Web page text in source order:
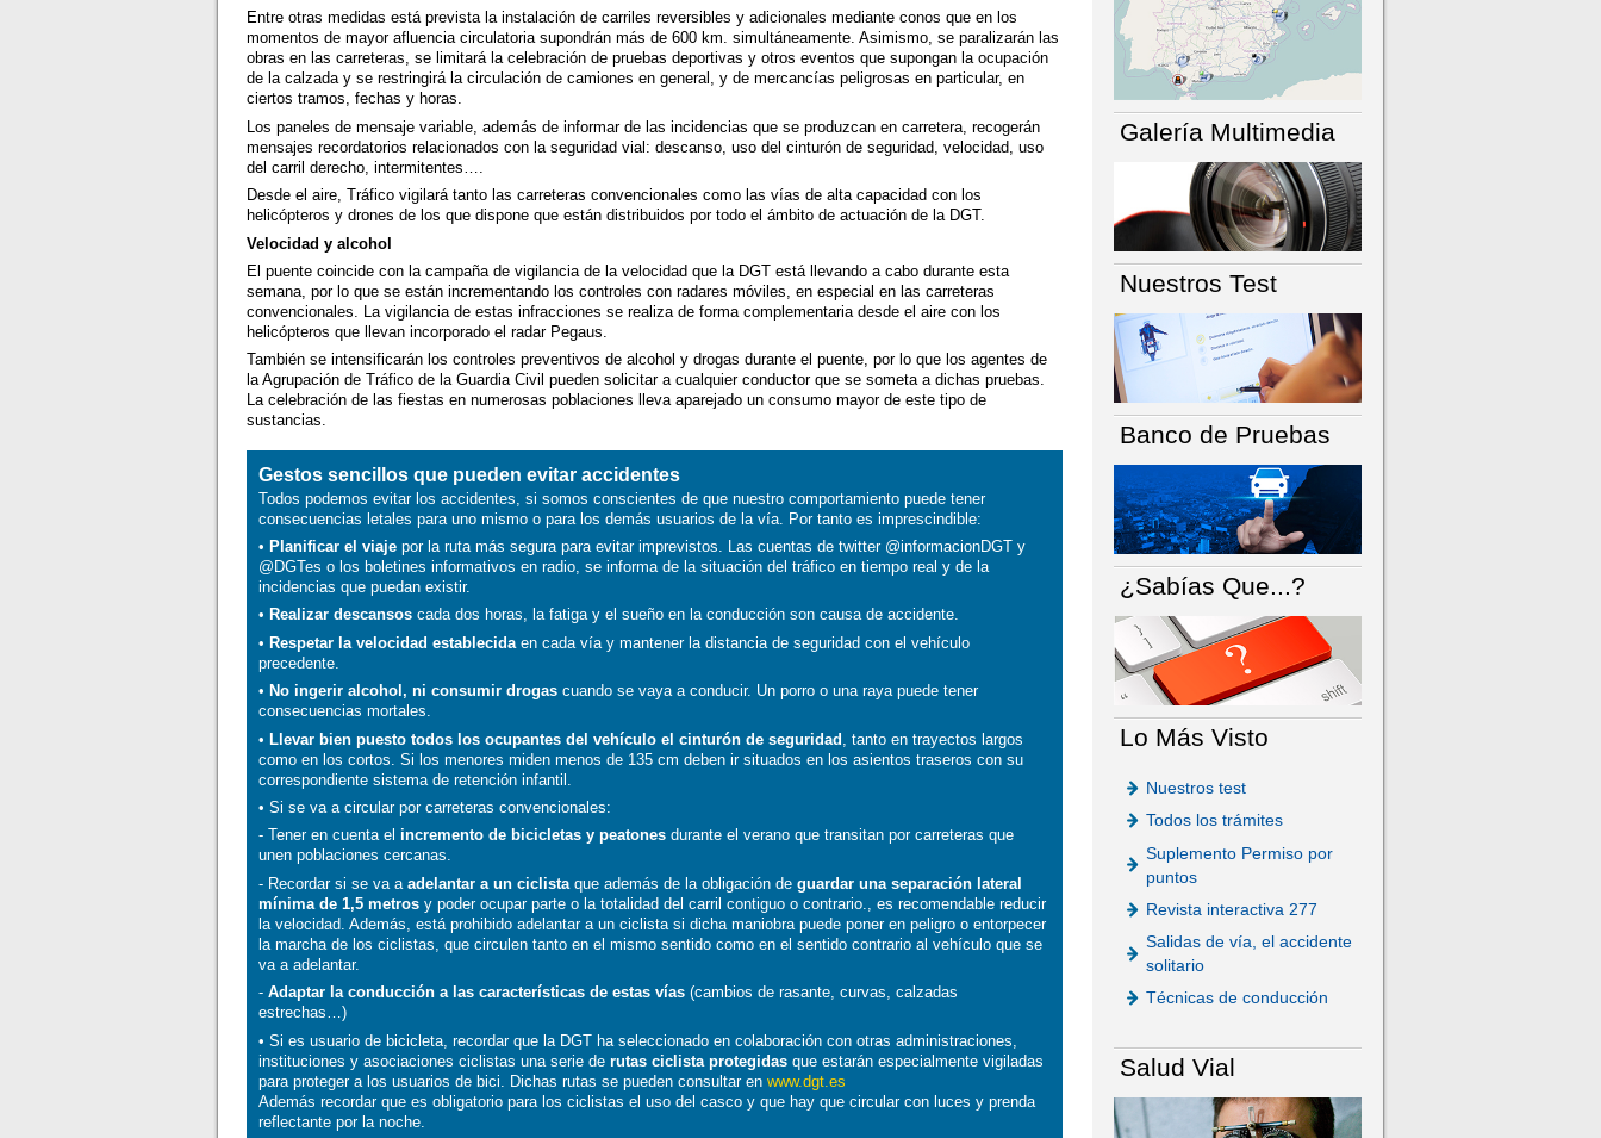
Entre otras medidas está prevista la instalación de carriles reversibles y adicionales mediante conos que en los
momentos de mayor afluencia circulatoria supondrán más de 600 km. simultáneamente. Asimismo, se paralizarán las
obras en las carreteras, se limitará la celebración de pruebas deportivas y otros eventos que supongan la ocupación
de la calzada y se restringirá la circulación de camiones en general, y de mercancías peligrosas en particular, en
ciertos tramos, fechas y horas.
Los paneles de mensaje variable, además de informar de las incidencias que se produzcan en carretera, recogerán
mensajes recordatorios relacionados con la seguridad vial: descanso, uso del cinturón de seguridad, velocidad, uso
del carril derecho, intermitentes….
Desde el aire, Tráfico vigilará tanto las carreteras convencionales como las vías de alta capacidad con los
helicópteros y drones de los que dispone que están distribuidos por todo el ámbito de actuación de la DGT.
Velocidad y alcohol
El puente coincide con la campaña de vigilancia de la velocidad que la DGT está llevando a cabo durante esta
semana, por lo que se están incrementando los controles con radares móviles, en especial en las carreteras
convencionales. La vigilancia de estas infracciones se realiza de forma complementaria desde el aire con los
helicópteros que llevan incorporado el radar Pegaus.
También se intensificarán los controles preventivos de alcohol y drogas durante el puente, por lo que los agentes de
la Agrupación de Tráfico de la Guardia Civil pueden solicitar a cualquier conductor que se someta a dichas pruebas.
La celebración de las fiestas en numerosas poblaciones lleva aparejado un consumo mayor de este tipo de
sustancias.
Gestos sencillos que pueden evitar accidentes
Todos podemos evitar los accidentes, si somos conscientes de que nuestro comportamiento puede tener
consecuencias letales para uno mismo o para los demás usuarios de la vía. Por tanto es imprescindible:
• Planificar el viaje por la ruta más segura para evitar imprevistos. Las cuentas de twitter @informacionDGT y
@DGTes o los boletines informativos en radio, se informa de la situación del tráfico en tiempo real y de la
incidencias que puedan existir.
• Realizar descansos cada dos horas, la fatiga y el sueño en la conducción son causa de accidente.
• Respetar la velocidad establecida en cada vía y mantener la distancia de seguridad con el vehículo
precedente.
• No ingerir alcohol, ni consumir drogas cuando se vaya a conducir. Un porro o una raya puede tener
consecuencias mortales.
•Llevar bien puesto todos los ocupantes del vehículo el cinturón de seguridad , tanto en trayectos largos
como en los cortos. Si los menores miden menos de 135 cm deben ir situados en los asientos traseros con su
correspondiente sistema de retención infantil.
• Si se va a circular por carreteras convencionales:
- Tener en cuenta elincremento de bicicletas y peatones durante el verano que transitan por carreteras que
unen poblaciones cercanas.
- Recordar si se va aadelantar a un ciclista que además de la obligación deguardar una separación lateral
mínima de 1,5 metros y poder ocupar parte o la totalidad del carril contiguo o contrario., es recomendable reducir
la velocidad. Además, está prohibido adelantar a un ciclista si dicha maniobra puede poner en peligro o entorpecer
la marcha de los ciclistas, que circulen tanto en el mismo sentido como en el sentido contrario al vehículo que se
va a adelantar.
-Adaptar la conducción a las características de estas vías (cambios de rasante, curvas, calzadas
estrechas…)
• Si es usuario de bicicleta, recordar que la DGT ha seleccionado en colaboración con otras administraciones,
instituciones y asociaciones ciclistas una serie derutas ciclista protegidas que estarán especialmente vigiladas
para proteger a los usuarios de bici. Dichas rutas se pueden consultar enwww.dgt.es
Además recordar que es obligatorio para los ciclistas el uso del casco y que hay que circular con luces y prenda
reflectante por la noche.
Galería Multimedia
Nuestros Test
Banco de Pruebas
¿Sabías Que...?
Lo Más Visto
Nuestros test
Todos los trámites
Suplemento Permiso por
puntos
Revista interactiva 277
Salidas de vía, el accidente
solitario
Técnicas de conducción
Salud Vial